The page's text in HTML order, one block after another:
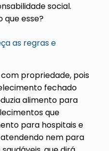
social.
que esse?
as regras e
propriedade, pois
fechado
alimento para
que
para hospitais e
nem para